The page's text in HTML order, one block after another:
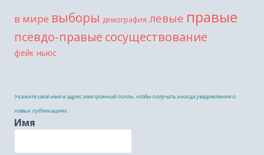
в мире выборы демография левые правые
псевдо-правые сосуществование
фейк ньюс
Укажите своё имя и адрес электронной почты, чтобы получать иногда уведомления о
новых публикациях.
Имя